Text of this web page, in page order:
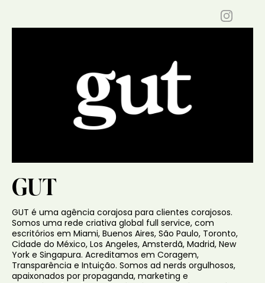
GUT
GUT é uma agência corajosa para clientes corajosos.
Somos uma rede criativa global full service, com
escritórios em Miami, Buenos Aires, São Paulo, Toronto,
Cidade do México, Los Angeles, Amsterdã, Madrid, New
York e Singapura. Acreditamos em Coragem,
Transparência e Intuição. Somos ad nerds orgulhosos,
apaixonados por propaganda, marketing e